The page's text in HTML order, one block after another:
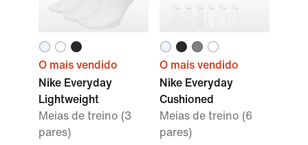
O mais vendido
Nike Everyday
Lightweight
Meias de treino (3
pares)
O mais vendido
Nike Everyday
Cushioned
Meias de treino (6
pares)